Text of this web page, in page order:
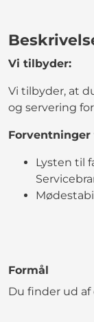
Vi tilbyder:
Vi tilbyder, at
og servering
Lysten til
Formål
Du finder ud